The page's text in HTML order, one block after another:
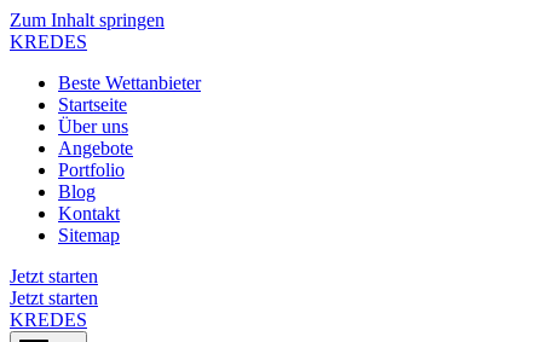
Zum Inhalt springen
KREDES
Beste Wettanbieter
Startseite
Über uns
Angebote
Portfolio
Blog
Kontakt
Sitemap
Jetzt starten
Jetzt starten
KREDES